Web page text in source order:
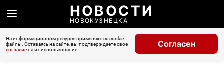
НОВОСТИ
НОВОКУЗНЕЦКА
На информационном ресурсе применяются cookie-
файлы. Оставаясь на сайте, вы подтверждаете свое
согласиена их использование.
Согласен